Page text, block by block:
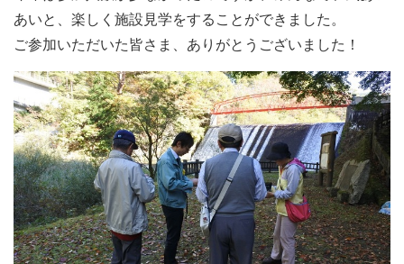
あいと、楽しく施設見学をすることができました。
ご参加いただいた皆さま、ありがとうございました！